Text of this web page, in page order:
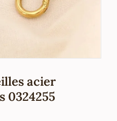
acier
0324255